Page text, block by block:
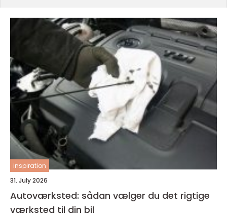
inspiration
31. July 2026
Autoværksted: sådan vælger du det rigtige
værksted til din bil